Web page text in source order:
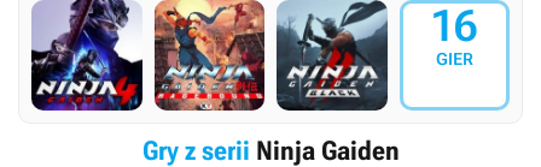
16
GIER
Gry z serii Ninja Gaiden